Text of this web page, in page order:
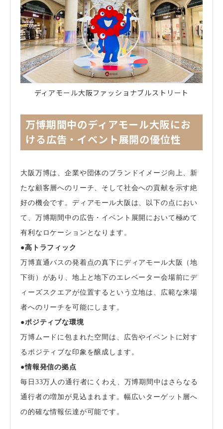
ディアモール大阪ファッショナブルストリート
万博期間中のディアモール大阪にお
ける広告・イベント展開の優位性
大阪万博は、企業や団体のブランドイメージ向上、新
たな顧客層へのリーチ、そして社会への貢献を示す絶
好の機会です。ディアモール大阪は、以下の点におい
て、万博期間中の広告・イベント展開において極めて
有利なロケーションとなります。
●高トラフィック
万博直通バスの発着点の真下にディアモール大阪（地
下街）があり、地上と地下のエレベーター会場前にデ
ィーズスクエアが位置するという立地は、広範な来場
者へのリーチを可能にします。
●ポジティブな環境
万博ムードに包まれた空間は、広告やイベントに対す
るポジティブな印象を醸成します。
●情報発信の拠点
毎日33万人の通行者にくわえ、万博期間中はさらなる
通行者の増加が見込まれます。幅広いターゲット層へ
の的確な情報伝達が可能です。